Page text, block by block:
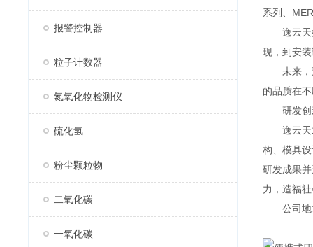
报警控制器
粒子计数器
氮氧化物检测仪
硫化氢
粉尘颗粒物
二氧化碳
一氧化碳
系列、
逸云天始
现，到安
未来，逸
的品质在
研发创
逸云天13
构、模具
研发成果
力，造福
公司地址